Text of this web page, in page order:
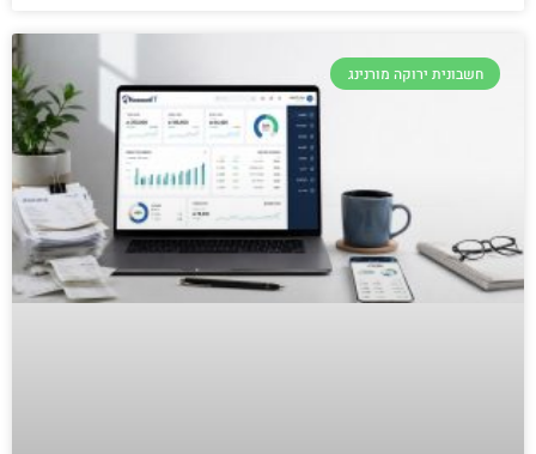
חשבונית ירוקה מורנינג